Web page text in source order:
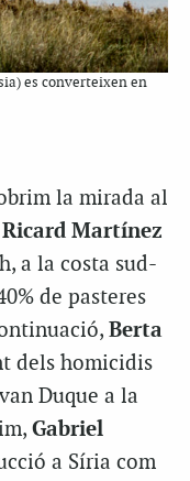
es converteixen en
la mirada al
Ricard Martínez
, a la costa sud-
de pasteres
Berta
dels homicidis
Duque a la
Gabriel
a Síria com